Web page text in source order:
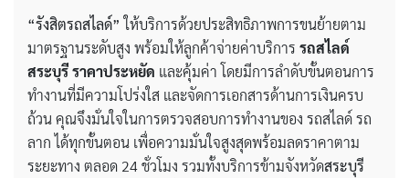
“รังสิตรถสไลด์” ให้บริการด้วยประสิทธิภาพการขนย้ายตาม
มาตรฐานระดับสูง พร้อมให้ลูกค้าจ่ายค่าบริการ รถสไลด์
สระบุรี ราคาประหยัด และคุ้มค่า โดยมีการลำดับขั้นตอนการ
ทำงานที่มีความโปร่งใส และจัดการเอกสารด้านการเงินครบ
ถ้วน คุณจึงมั่นใจในการตรวจสอบการทำงานของ รถสไลด์ รถ
ลาก ได้ทุกขั้นตอน เพื่อความมั่นใจสูงสุดพร้อมลดราคาตาม
ระยะทาง ตลอด 24 ชั่วโมง รวมทั้งบริการข้ามจังหวัดสระบุรี